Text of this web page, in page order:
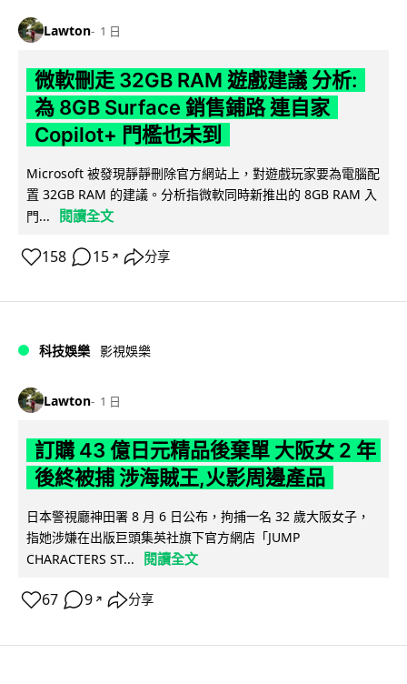
Lawton 1 日
微軟刪走 32GB RAM 遊戲建議 分析:
為 8GB Surface 銷售鋪路 連自家
Copilot+ 門檻也未到
Microsoft 被發現靜靜刪除官方網站上，對遊戲玩家要為電腦配
置 32GB RAM 的建議。分析指微軟同時新推出的 8GB RAM 入
門...
閱讀全文
158 15 ↗ 分享
科技娛樂 影視娛樂
Lawton 1 日
訂購 43 億日元精品後棄單 大阪女 2 年
後終被捕 涉海賊王,火影周邊產品
日本警視廳神田署 8 月 6 日公布，拘捕一名 32 歲大阪女子，
指她涉嫌在出版巨頭集英社旗下官方網店「JUMP
CHARACTERS ST...
閱讀全文
67 9 ↗ 分享